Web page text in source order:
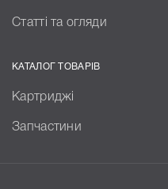
Статті та огляди
КАТАЛОГ ТОВАРІВ
Картриджі
Запчастини